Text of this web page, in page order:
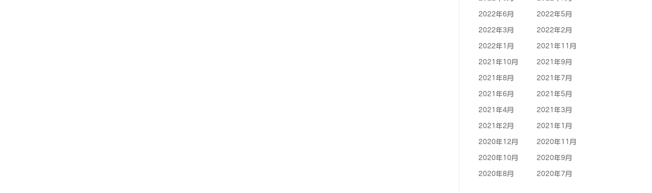
2022年6月 2022年5月
2022年3月 2022年2月
2022年1月 2021年11月
2021年10月 2021年9月
2021年8月 2021年7月
2021年6月 2021年5月
2021年4月 2021年3月
2021年2月 2021年1月
2020年12月 2020年11月
2020年10月 2020年9月
2020年8月 2020年7月